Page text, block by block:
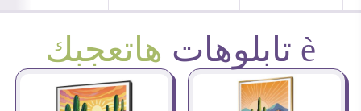
è تابلوهات هاتعجبك